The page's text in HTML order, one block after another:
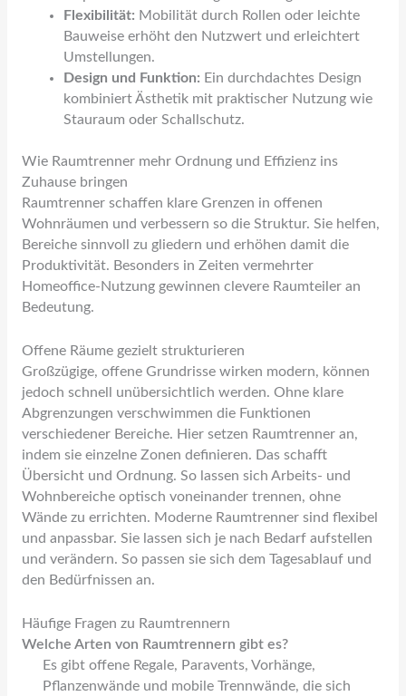
Flexibilität: Mobilität durch Rollen oder leichte
Bauweise erhöht den Nutzwert und erleichtert
Umstellungen.
Design und Funktion: Ein durchdachtes Design
kombiniert Ästhetik mit praktischer Nutzung wie
Stauraum oder Schallschutz.
Wie Raumtrenner mehr Ordnung und Effizienz ins
Zuhause bringen
Raumtrenner schaffen klare Grenzen in offenen
Wohnräumen und verbessern so die Struktur. Sie helfen,
Bereiche sinnvoll zu gliedern und erhöhen damit die
Produktivität. Besonders in Zeiten vermehrter
Homeoffice-Nutzung gewinnen clevere Raumteiler an
Bedeutung.
Offene Räume gezielt strukturieren
Großzügige, offene Grundrisse wirken modern, können
jedoch schnell unübersichtlich werden. Ohne klare
Abgrenzungen verschwimmen die Funktionen
verschiedener Bereiche. Hier setzen Raumtrenner an,
indem sie einzelne Zonen definieren. Das schafft
Übersicht und Ordnung. So lassen sich Arbeits- und
Wohnbereiche optisch voneinander trennen, ohne
Wände zu errichten. Moderne Raumtrenner sind flexibel
und anpassbar. Sie lassen sich je nach Bedarf aufstellen
und verändern. So passen sie sich dem Tagesablauf und
den Bedürfnissen an.
Häufige Fragen zu Raumtrennern
Welche Arten von Raumtrennern gibt es?
Es gibt offene Regale, Paravents, Vorhänge,
Pflanzenwände und mobile Trennwände, die sich